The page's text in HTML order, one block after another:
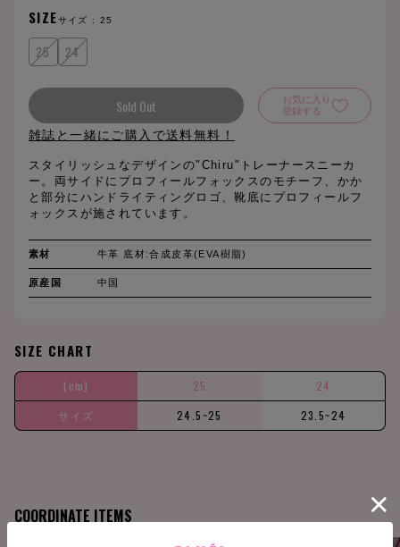
SIZEサイズ :25
25 24
Sold Out
お気に入り
登録する
雑誌と一緒にご購入で送料無料！
スタイリッシュなデザインの"Chiru"トレーナースニーカ
ー。両サイドにプロフィールフォックスのモチーフ、かか
と部分にハンドライティングロゴ、靴底にプロフィールフ
ォックスが施されています。
素材 牛革 底材:合成皮革(EVA樹脂)
原産国 中国
SIZE CHART
(cm) 25
24
サイズ
24.5~25 23.5~24
COORDINATE ITEMS